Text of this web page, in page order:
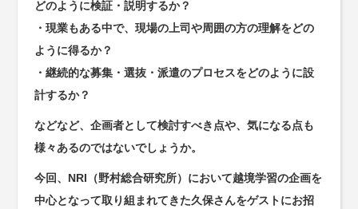
どのように検証・説明するか？
・現業もある中で、現場の上司や周囲の方の理解をどの
ように得るか？
・継続的な募集・選抜・派遣のプロセスをどのように設
計するか？
などなど、企画者として検討すべき点や、気になる点も
様々あるのではないでしょうか。
今回、NRI（野村総合研究所）において越境学習の企画を
中心となって取り組まれてきた久保さんをゲストにお招